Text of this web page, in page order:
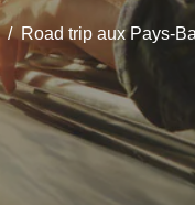
Road trip aux Pays-